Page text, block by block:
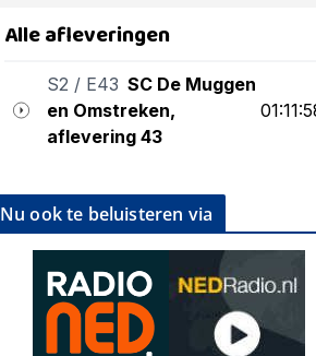
Nu ook te beluisteren via